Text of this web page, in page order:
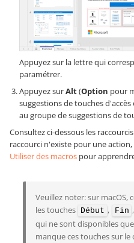
Appuyez sur la lettre qui
paramétrer.
Appuyez surAlt(Option pour
suggestions de touches
au groupe de suggestions de
Consultez ci-dessous les
raccourci n'existe pour une
Utiliser des macros pour
Veuillez noter: sur macOS,
les touches
Début , Fin ,
qui ne sont disponibles
manque ces touches sur le